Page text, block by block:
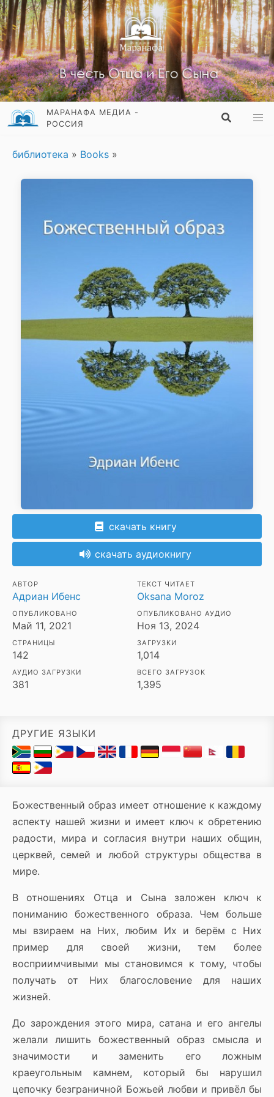
МАРАНАФА МЕДИА -
РОССИЯ
библиотека » Books »
скачать книгу
скачать аудиокнигу
АВТОР
Адриан Ибенс
ТЕКСТ ЧИТАЕТ
Oksana Moroz
ОПУБЛИКОВАНО
Май 11, 2021
ОПУБЛИКОВАНО АУДИО
Ноя 13, 2024
СТРАНИЦЫ
142
ЗАГРУЗКИ
1,014
АУДИО ЗАГРУЗКИ
381
ВСЕГО ЗАГРУЗОК
1,395
ДРУГИЕ ЯЗЫКИ
Божественный образ имеет отношение к каждому
аспекту нашей жизни и имеет ключ к обретению
радости, мира и согласия внутри наших общин,
церквей, семей и любой структуры общества в
мире.
В отношениях Отца и Сына заложен ключ к
пониманию божественного образа. Чем больше
мы взираем на Них, любим Их и берём с Них
пример для своей жизни, тем более
восприимчивыми мы становимся к тому, чтобы
получать от Них благословение для наших
жизней.
До зарождения этого мира, сатана и его ангелы
желали лишить божественный образ смысла и
значимости и заменить его ложным
краеугольным камнем, который бы нарушил
цепочку безграничной Божьей любви и привёл бы